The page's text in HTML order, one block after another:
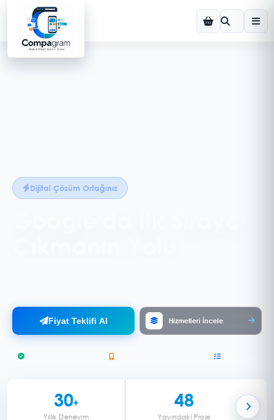
Dijital Çözüm Ortağınız
Fiyat Teklifi Al Hizmetleri İncele
Mobil Uyum
30+
Yıllık Deneyim
48
Yayındaki Proje